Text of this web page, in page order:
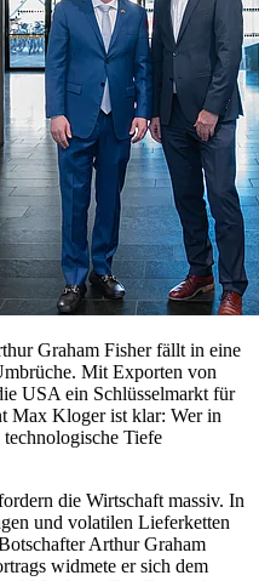
Graham Fisher fällt in eine
Mit Exporten von
USA ein Schlüsselmarkt für
Max Kloger ist klar: Wer in
Tiefe
die Wirtschaft massiv. In
und volatilen Lieferketten
Arthur Graham
widmete er sich dem